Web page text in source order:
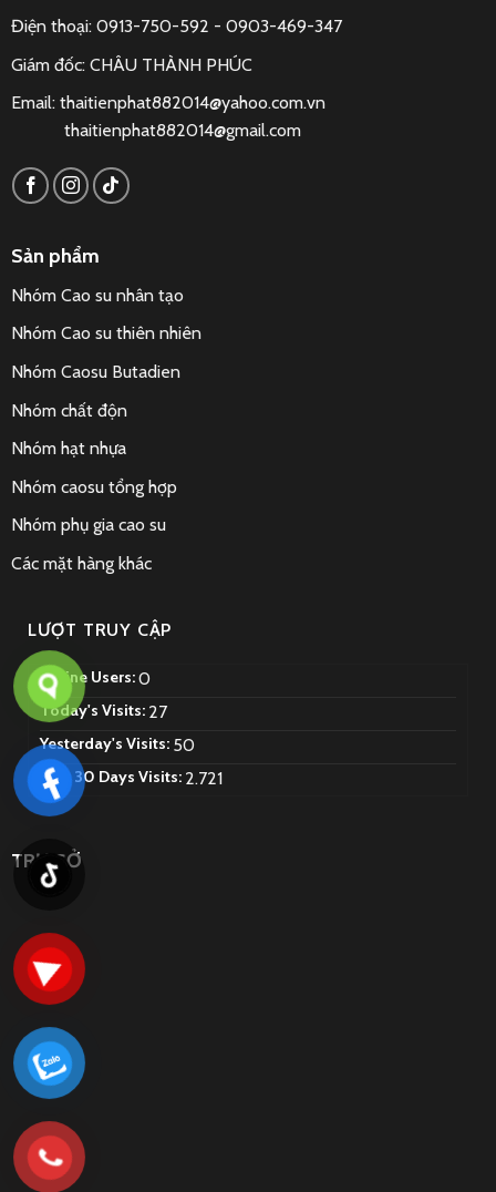
Điện thoại: 0913-750-592 - 0903-469-347
Giám đốc: CHÂU THÀNH PHÚC
Email: thaitienphat882014@yahoo.com.vn
thaitienphat882014@gmail.com
Sản phẩm
Nhóm Cao su nhân tạo
Nhóm Cao su thiên nhiên
Nhóm Caosu Butadien
Nhóm chất độn
Nhóm hạt nhựa
Nhóm caosu tổng hợp
Nhóm phụ gia cao su
Các mặt hàng khác
LƯỢT TRUY CẬP
Online Users:0
Today's Visits: 27
Yesterday's Visits: 50
Last 30 Days Visits: 2.721
TRỤ SỞ